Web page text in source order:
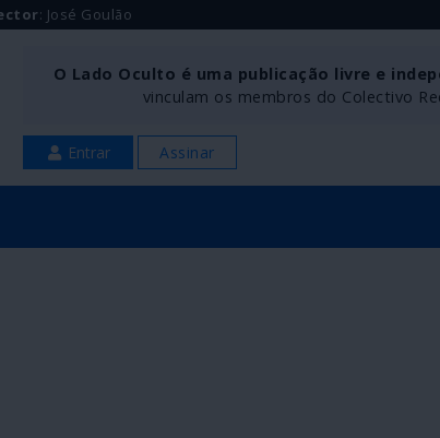
: José Goulão
O Lado Oculto é uma publicação livre e
vinculam os membros do Colectivo
Entrar Assinar